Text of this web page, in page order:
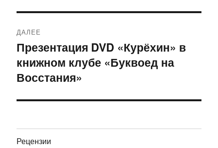
ДАЛЕЕ
Следующая
запись:
Презентация DVD «Курёхин» в
книжном клубе «Буквоед на
Восстания»
Рецензии